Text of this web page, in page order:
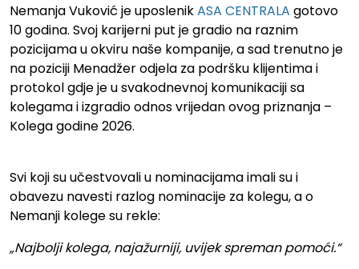
Nemanja Vuković je uposlenikASA CENTRALA gotovo
10 godina. Svoj karijerni put je gradio na raznim
pozicijama u okviru naše kompanije, a sad trenutno je
na poziciji Menadžer odjela za podršku klijentima i
protokol gdje je u svakodnevnoj komunikaciji sa
kolegama i izgradio odnos vrijedan ovog priznanja –
Kolega godine 2026.
Svi koji su učestvovali u nominacijama imali su i
obavezu navesti razlog nominacije za kolegu, a o
Nemanji kolege su rekle:
„Najbolji kolega, najažurniji, uvijek spreman pomoći.“